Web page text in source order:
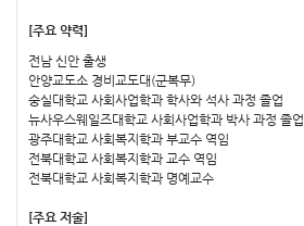
[주요 약력]
전남 신안 출생
안양교도소 경비교도대(군복무)
숭실대학교 사회사업학과 학사와 석사 과정 졸업
뉴사우스웨일즈대학교 사회사업학과 박사 과정 졸업
광주대학교 사회복지학과 부교수 역임
전북대학교 사회복지학과 교수 역임
전북대학교 사회복지학과 명예교수
[주요 저술]